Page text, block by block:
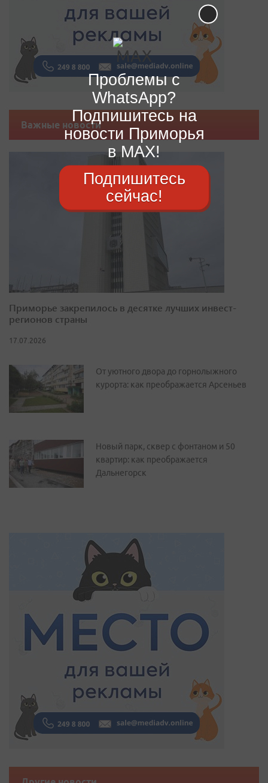
Важные новости
Приморье закрепилось в десятке лучших инвест-
регионов страны
17.07.2026
От уютного двора до горнолыжного
курорта: как преображается Арсеньев
Новый парк, сквер с фонтаном и 50
квартир: как преображается
Дальнегорск
Проблемы с
WhatsApp?
Подпишитесь на
новости Приморья
в MAX!
Подпишитесь
сейчас!